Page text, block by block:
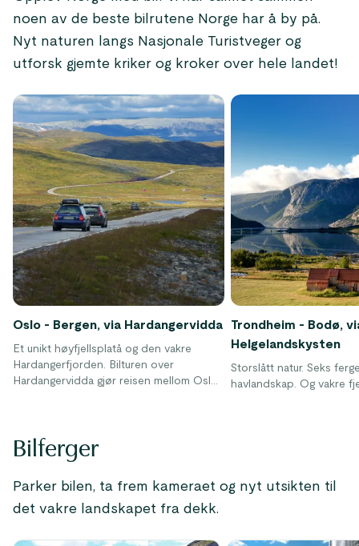
noen av de beste bilrutene Norge har å by på.
Nyt naturen langs Nasjonale Turistveger og
utforsk gjemte kriker og kroker over hele landet!
Oslo - Bergen, via Hardangervidda
Et unikt høyfjellsplatå og den vakre
Hardangerfjorden. Bilturen over
Hardangervidda gjør reisen mellom Oslo
Trondheim - Bodø,
Helgelandskysten
Storslått natur. Seks
havlandskap. Og vakre
Bilferger
Parker bilen, ta frem kameraet og nyt utsikten til
det vakre landskapet fra dekk.